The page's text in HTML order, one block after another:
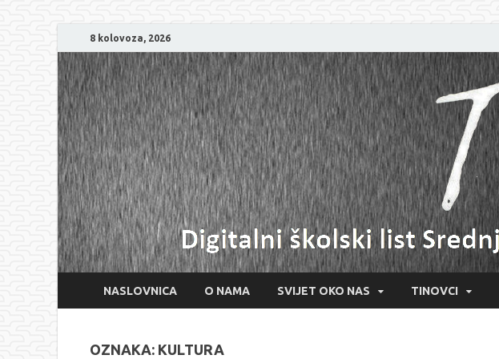
8 kolovoza, 2026
NASLOVNICA O NAMA SVIJET OKO NAS TINOVCI
OZNAKA: KULTURA